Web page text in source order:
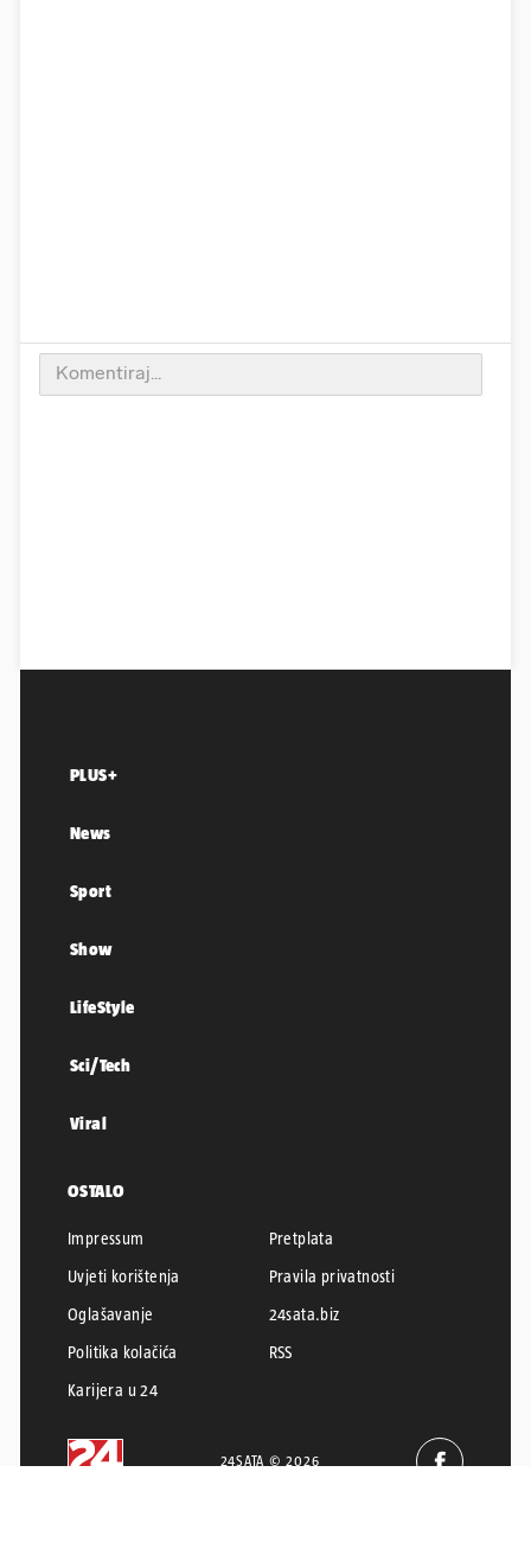
PLUS+
News
Sport
Show
LifeStyle
Sci/Tech
Viral
OSTALO
Impressum
Pretplata
Uvjeti korištenja
Pravila privatnosti
Oglašavanje
24sata.biz
Politika kolačića
RSS
Karijera u 24
24SATA © 2026